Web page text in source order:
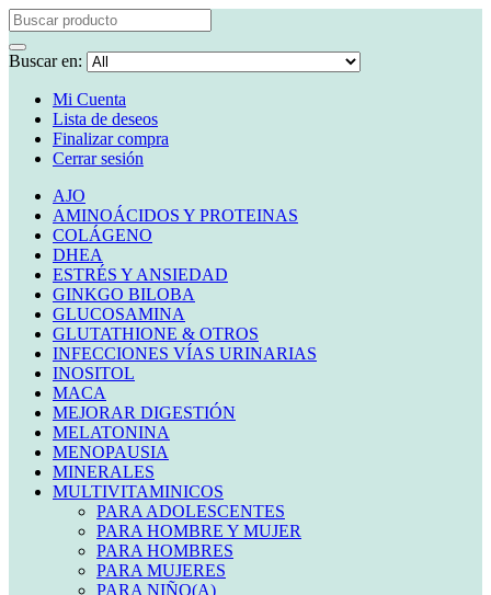
Buscar en:
Mi Cuenta
Lista de deseos
Finalizar compra
Cerrar sesión
AJO
AMINOÁCIDOS Y PROTEINAS
COLÁGENO
DHEA
ESTRÉS Y ANSIEDAD
GINKGO BILOBA
GLUCOSAMINA
GLUTATHIONE & OTROS
INFECCIONES VÍAS URINARIAS
INOSITOL
MACA
MEJORAR DIGESTIÓN
MELATONINA
MENOPAUSIA
MINERALES
MULTIVITAMINICOS
PARA ADOLESCENTES
PARA HOMBRE Y MUJER
PARA HOMBRES
PARA MUJERES
PARA NIÑO(A)